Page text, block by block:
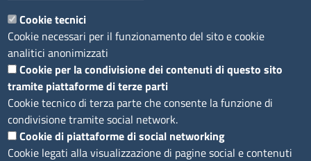
Footer
Feed RSS
Note legali
Privacy
Trattamento dei dati
Cookie
Dichiarazione di accessibilità
Obiettivi di accessibilità
Cookie tecnici
Cookie necessari per il funzionamento del sito e cookie
analitici anonimizzati
Cookie per la condivisione dei contenuti di questo sito
tramite piattaforme di terze parti
Cookie tecnico di terza parte che consente la funzione di
condivisione tramite social network.
Cookie di piattaforme di social networking
Cookie legati alla visualizzazione di pagine social e contenuti